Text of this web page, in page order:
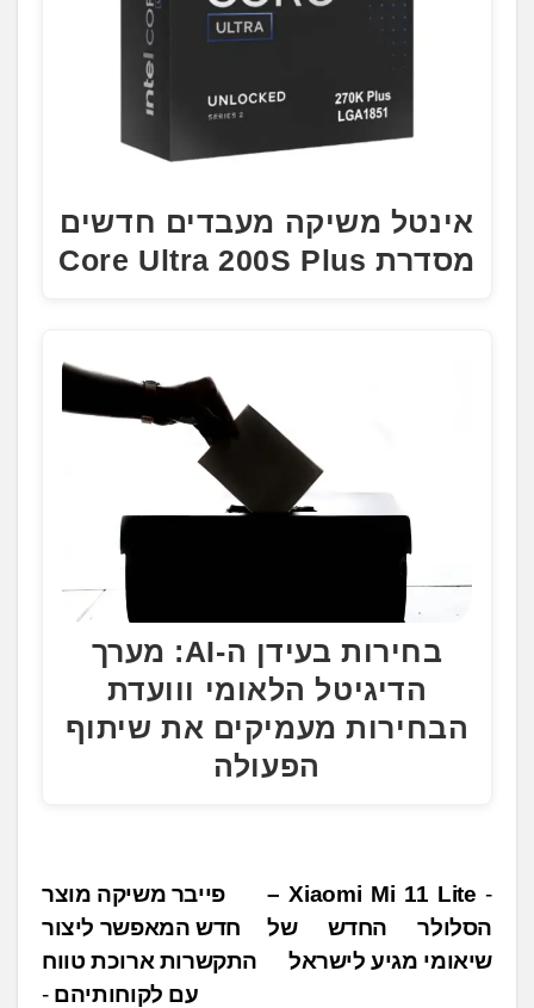
אינטל משיקה מעבדים חדשים
מסדרת Core Ultra 200S Plus
בחירות בעידן ה-AI: מערך
הדיגיטל הלאומי ווועדת
הבחירות מעמיקים את שיתוף
הפעולה
נ
י
ו
פייבר משיקה מוצר
חדש המאפשר ליצור
התקשרות ארוכת טווח
עם לקוחותיהם
Xiaomi Mi 11 Lite –
הסלולר החדש של
שיאומי מגיע לישראל